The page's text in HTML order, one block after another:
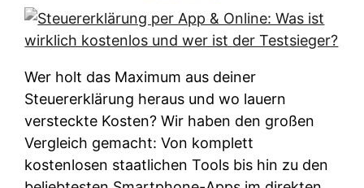
u
s
u
n
f
t
e
s
y
t
e
m
M
I
Wer holt das Maximum aus deiner
Steuererklärung heraus und wo lauern
versteckte Kosten? Wir haben den großen
Vergleich gemacht: Von komplett
kostenlosen staatlichen Tools bis hin zu den